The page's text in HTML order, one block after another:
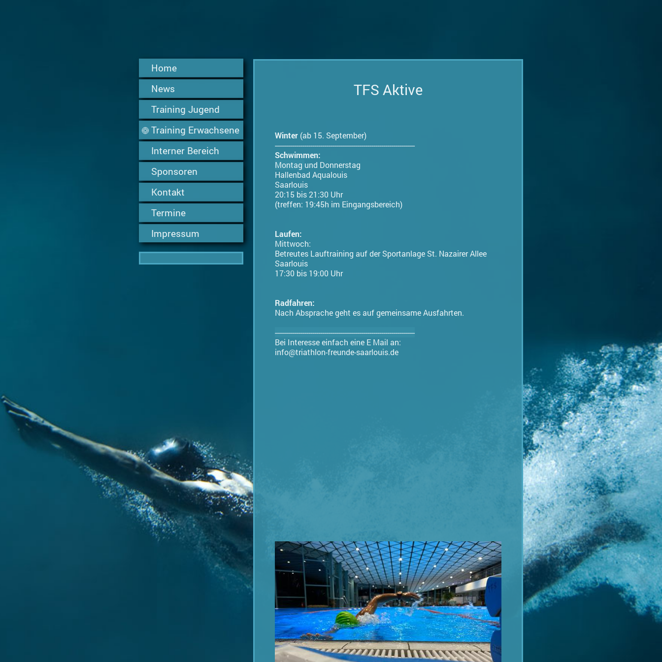
Home
News
Training Jugend
Training Erwachsene
Interner Bereich
Sponsoren
Kontakt
Termine
Impressum
TFS Aktive
Winter (ab 15. September)
-----------------------------------------------------------------------
Schwimmen:
Montag und Donnerstag
Hallenbad Aqualouis
Saarlouis
20:15 bis 21:30 Uhr
(treffen: 19:45h im Eingangsbereich)
Laufen:
Mittwoch:
Betreutes Lauftraining auf der Sportanlage St. Nazairer Allee
Saarlouis
17:30 bis 19:00 Uhr
Radfahren:
Nach Absprache geht es auf gemeinsame Ausfahrten.
-----------------------------------------------------------------------
Bei Interesse einfach eine E Mail an:
info@triathlon-freunde-saarlouis.de